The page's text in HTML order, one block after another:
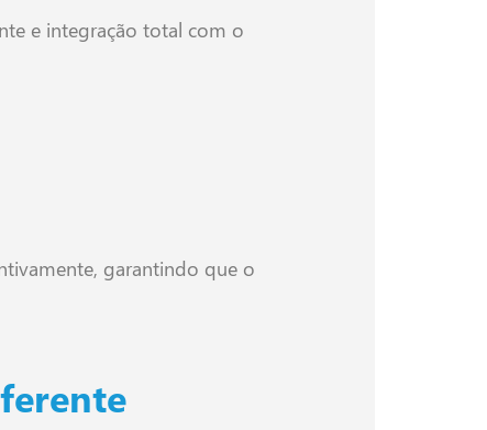
e integração total com o
garantindo que o